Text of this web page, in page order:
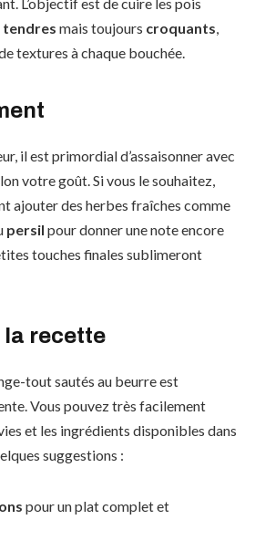
L’objectif est de cuire les pois
tendres mais toujours croquants,
textures à chaque bouchée.
il est primordial d’assaisonner avec
votre goût. Si vous le souhaitez,
ajouter des herbes fraîches comme
persil pour donner une note encore
touches finales sublimeront
la recette
tout sautés au beurre est
Vous pouvez très facilement
et les ingrédients disponibles dans
suggestions :
pour un plat complet et